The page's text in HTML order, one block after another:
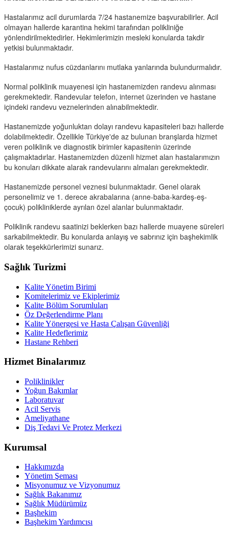
Hastalarımız acil durumlarda 7/24 hastanemize başvurabilirler. Acil
olmayan hallerde karantina hekimi tarafından polikliniğe
yönlendirilmektedirler. Hekimlerimizin mesleki konularda takdir
yetkisi bulunmaktadır.
Hastalarımız nufus cüzdanlarını mutlaka yanlarında bulundurmalıdır.
Normal poliklinik muayenesi için hastanemizden randevu alınması
gerekmektedir. Randevular telefon, internet üzerinden ve hastane
içindeki randevu veznelerinden alınabilmektedir.
Hastanemizde yoğunluktan dolayı randevu kapasiteleri bazı hallerde
dolabilmektedir. Özellikle Türkiye'de az bulunan branşlarda hizmet
veren poliklinik ve diagnostik birimler kapasitenin üzerinde
çalışmaktadırlar. Hastanemizden düzenli hizmet alan hastalarımızın
bu konuları dikkate alarak randevularını almaları gerekmektedir.
Hastanemizde personel veznesi bulunmaktadır. Genel olarak
personelimiz ve 1. derece akrabalarına (anne-baba-kardeş-eş-
çocuk) polikliniklerde ayrılan özel alanlar bulunmaktadır.
Poliklinik randevu saatinizi beklerken bazı hallerde muayene süreleri
sarkabilmektedir. Bu konularda anlayış ve sabrınız için başhekimlik
olarak teşekkürlerimizi sunarız.
Sağlık Turizmi
Kalite Yönetim Birimi
Komitelerimiz ve Ekiplerimiz
Kalite Bölüm Sorumluları
Öz Değerlendirme Planı
Kalite Yönergesi ve Hasta Çalışan Güvenliği
Kalite Hedeflerimiz
Hastane Rehberi
Hizmet Binalarımız
Poliklinikler
Yoğun Bakımlar
Laboratuvar
Acil Servis
Ameliyathane
Diş Tedavi Ve Protez Merkezi
Kurumsal
Hakkımızda
Yönetim Şeması
Misyonumuz ve Vizyonumuz
Sağlık Bakanımız
Sağlık Müdürümüz
Başhekim
Başhekim Yardımcısı